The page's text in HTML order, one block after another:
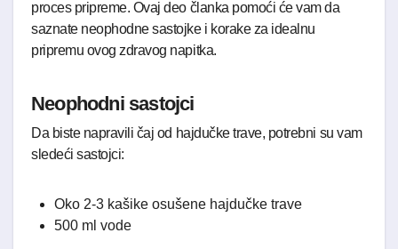
proces pripreme. Ovaj deo članka pomoći će vam da
saznate neophodne sastojke i korake za idealnu
pripremu ovog zdravog napitka.
Neophodni sastojci
Da biste napravili čaj od hajdučke trave, potrebni su vam
sledeći sastojci:
Oko 2-3 kašike osušene hajdučke trave
500 ml vode